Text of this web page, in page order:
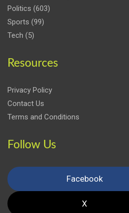
Politics (603)
Sports (99)
Tech (5)
Resources
Privacy Policy
Contact Us
Terms and Conditions
Follow Us
Facebook
X